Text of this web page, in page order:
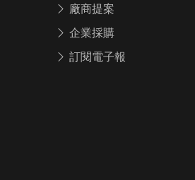
廠商提案
企業採購
訂閱電子報